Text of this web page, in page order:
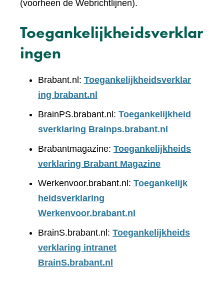
(voorheen de Webrichtlijnen).
Toegankelijkheidsverklar
ingen
Brabant.nl: Toegankelijkheidsverklar
ing brabant.nl
BrainPS.brabant.nl: Toegankelijkheid
sverklaring Brainps.brabant.nl
Brabantmagazine: Toegankelijkheids
verklaring Brabant Magazine
Werkenvoor.brabant.nl: Toegankelijk
heidsverklaring
Werkenvoor.brabant.nl
BrainS.brabant.nl: Toegankelijkheids
verklaring intranet
BrainS.brabant.nl